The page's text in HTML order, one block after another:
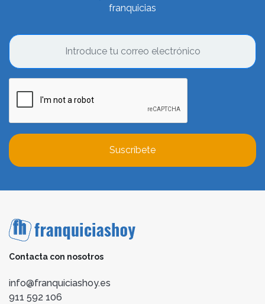
franquicias
Suscríbete
Contacta con nosotros
info@franquiciashoy.es
911 592 106